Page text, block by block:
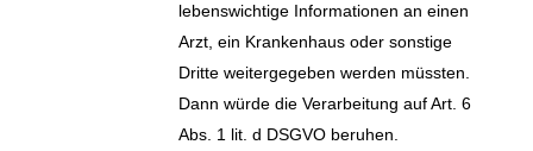
lebenswichtige Informationen an einen
Arzt, ein Krankenhaus oder sonstige
Dritte weitergegeben werden müssten.
Dann würde die Verarbeitung auf Art. 6
Abs. 1 lit. d DSGVO beruhen.